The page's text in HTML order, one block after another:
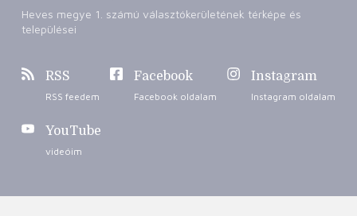
Heves megye 1. számú választókerületének térképe és
települései
RSS
RSS feedem
Facebook
Facebook oldalam
Instagram
Instagram oldalam
YouTube
videóim